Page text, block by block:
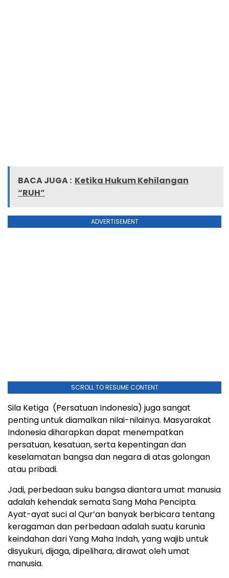
BACA JUGA : Ketika Hukum Kehilangan
“RUH”
ADVERTISEMENT
SCROLL TO RESUME CONTENT
Sila Ketiga (Persatuan Indonesia) juga sangat
penting untuk diamalkan nilai-nilainya. Masyarakat
Indonesia diharapkan dapat menempatkan
persatuan, kesatuan, serta kepentingan dan
keselamatan bangsa dan negara di atas golongan
atau pribadi.
Jadi, perbedaan suku bangsa diantara umat manusia
adalah kehendak semata Sang Maha Pencipta.
Ayat-ayat suci al Qur’an banyak berbicara tentang
keragaman dan perbedaan adalah suatu karunia
keindahan dari Yang Maha Indah, yang wajib untuk
disyukuri, dijaga, dipelihara, dirawat oleh umat
manusia.